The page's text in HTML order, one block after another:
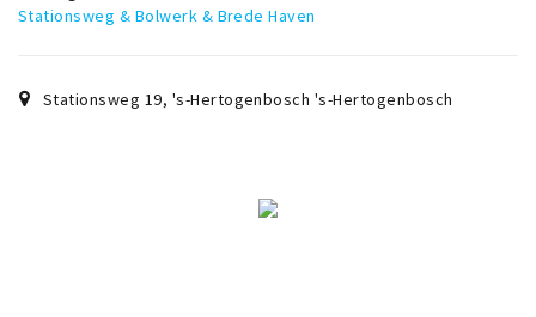
Stationsweg & Bolwerk & Brede Haven
Stationsweg 19, 's-Hertogenbosch 's-Hertogenbosch